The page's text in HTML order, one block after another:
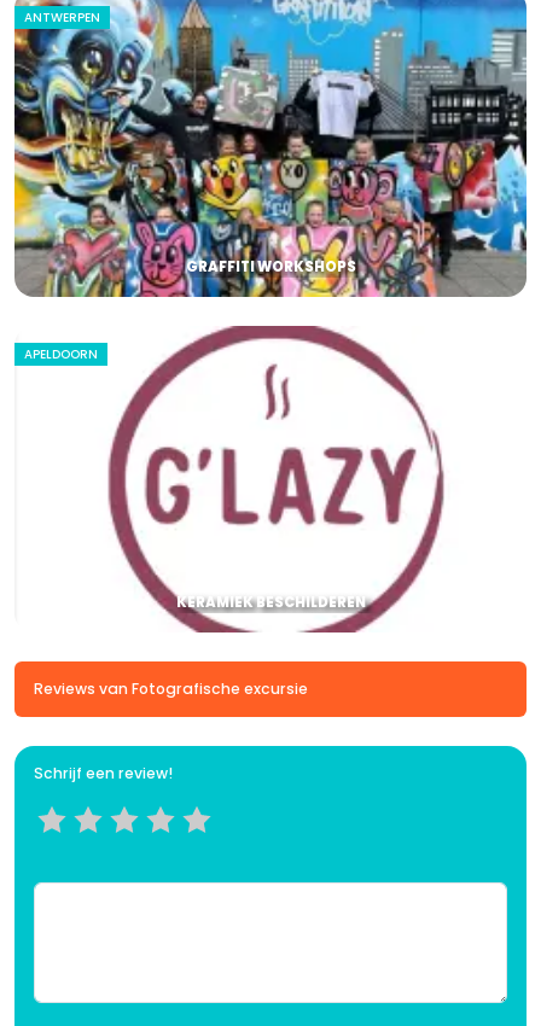
ANTWERPEN
GRAFFITI WORKSHOPS
APELDOORN
KERAMIEK BESCHILDEREN
Reviews van Fotografische excursie
Schrijf een review!